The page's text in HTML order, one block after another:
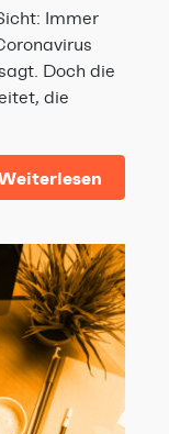
Immer
Doch die
die